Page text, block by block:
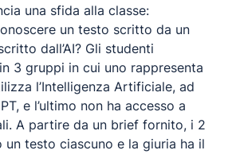
una sfida alla classe:
un testo scritto da un
dall’AI? Gli studenti
3 gruppi in cui uno rappresenta
l’Intelligenza Artificiale, ad
e l’ultimo non ha accesso a
A partire da un brief fornito, i 2
testo ciascuno e la giuria ha il